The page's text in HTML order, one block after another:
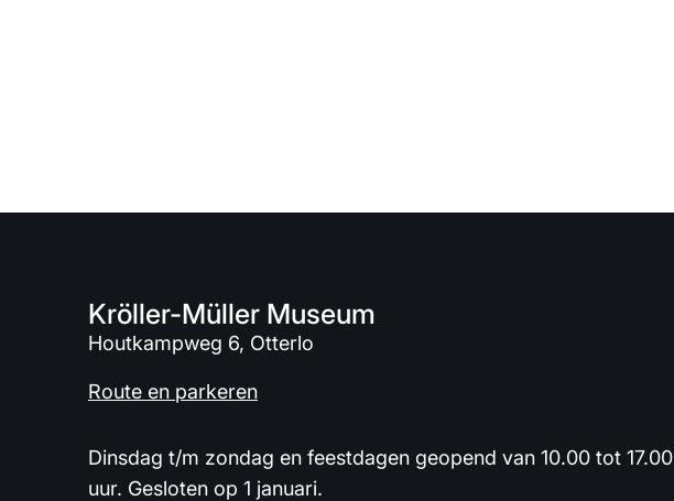
Kröller-Müller Museum
Houtkampweg 6, Otterlo
Route en parkeren
Dinsdag t/m zondag en feestdagen geopend van 10.00 tot 17.00
uur. Gesloten op 1 januari.